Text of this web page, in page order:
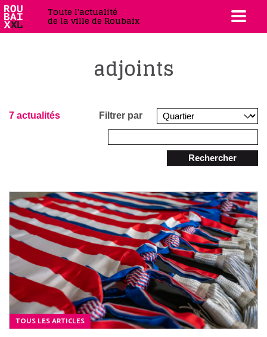
Toute l'actualité
de la ville de Roubaix
adjoints
7 actualités Filtrer par
Rechercher
TOUS LES ARTICLES